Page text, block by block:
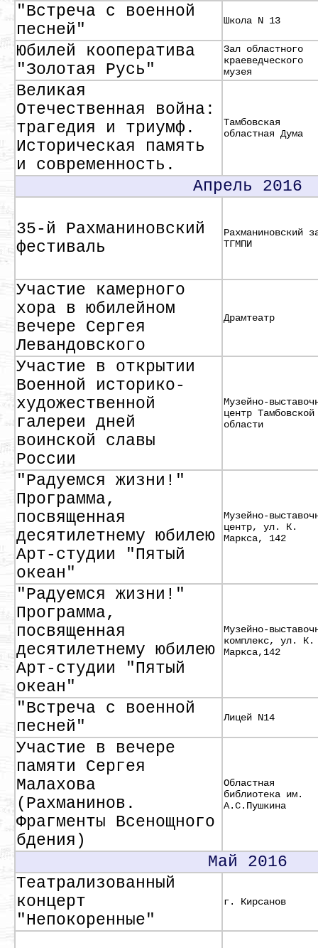
"Встреча с военной
песней"
Школа N 13
Юбилей кооператива
"Золотая Русь"
Зал областного
краеведческого
музея
Великая
Отечественная война:
трагедия и триумф.
Историческая память
и современность.
Тамбовская
областная Дума
Апрель 2016
35-й Рахманиновский
фестиваль
Рахманиновский
ТГМПИ
Участие камерного
хора в юбилейном
вечере Сергея
Левандовского
Драмтеатр
Участие в открытии
Военной историко-
художественной
галереи дней
воинской славы
России
Музейно-
центр Тамбовской
области
"Радуемся жизни!"
Программа,
посвященная
десятилетнему юбилею
Арт-студии "Пятый
океан"
Музейно-
центр, ул. К.
Маркса, 142
"Радуемся жизни!"
Программа,
посвященная
десятилетнему юбилею
Арт-студии "Пятый
океан"
Музейно-
комплекс, ул. К.
Маркса,142
"Встреча с военной
песней"
Лицей N14
Участие в вечере
памяти Сергея
Малахова
(Рахманинов.
Фрагменты Всенощного
бдения)
Областная
библиотека им.
А.С.Пушкина
Май 2016
Театрализованный
концерт
"Непокоренные"
г. Кирсанов